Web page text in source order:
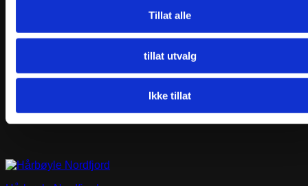
Tillat alle
tillat utvalg
Ikke tillat